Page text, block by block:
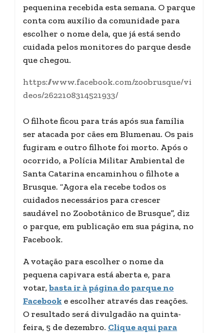
pequenina recebida esta semana. O parque
conta com auxílio da comunidade para
escolher o nome dela, que já está sendo
cuidada pelos monitores do parque desde
que chegou.
https://www.facebook.com/zoobrusque/vi
deos/2622108314521933/
O filhote ficou para trás após sua família
ser atacada por cães em Blumenau. Os pais
fugiram e outro filhote foi morto. Após o
ocorrido, a Polícia Militar Ambiental de
Santa Catarina encaminhou o filhote a
Brusque. “Agora ela recebe todos os
cuidados necessários para crescer
saudável no Zoobotânico de Brusque”, diz
o parque, em publicação em sua página, no
Facebook.
A votação para escolher o nome da
pequena capivara está aberta e, para
votar, basta ir à página do parque no
Facebook e escolher através das reações.
O resultado será divulgadão na quinta-
feira, 5 de dezembro. Clique aqui para